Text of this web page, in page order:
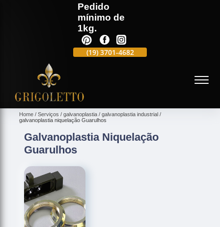
Pedido
mínimo de
1kg.
(19) 3701-4682 (19)
Home Serviços galvanoplastia
galvanoplastia industrial
galvanoplastia niquelação Guarulhos
Galvanoplastia Niquelação
Guarulhos